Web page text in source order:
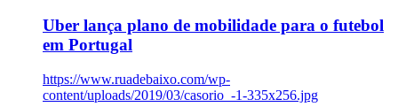
Uber lança plano de mobilidade para o futebol
em Portugal
https://www.ruadebaixo.com/wp-
content/uploads/2019/03/casorio_-1-335x256.jpg